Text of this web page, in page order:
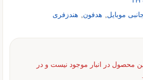
موبایل هدفون هندزفری
محصول در انبار موجود نیست و در